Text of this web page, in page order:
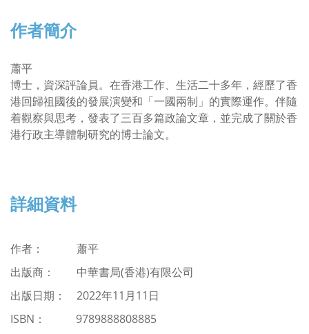
作者簡介
蕭平
博士，資深評論員。在香港工作、生活二十多年，經歷了香
港回歸祖國後的發展演變和「一國兩制」的實際運作。伴隨
着觀察與思考，發表了三百多篇政論文章，並完成了關於香
港行政主導體制研究的博士論文。
詳細資料
作者： 蕭平
出版商： 中華書局(香港)有限公司
出版日期： 2022年11月11日
ISBN ：
9789888808885